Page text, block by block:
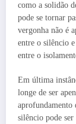
como a solidão
pode se tornar
vergonha não é
entre o silêncio
entre o
Em última
longe de ser
aprofundamento
silêncio pode ser